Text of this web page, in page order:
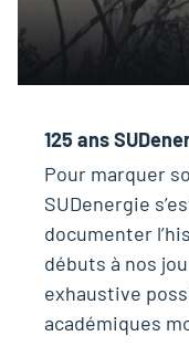
125 ans
Pour marquer
SUDenergie
documenter
débuts à nos
exhaustive
académiques